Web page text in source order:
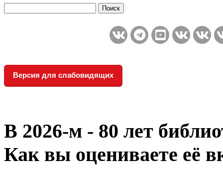
Версия для слабовидящих
В 2026‑м - 80 лет
Как вы оцениваете её